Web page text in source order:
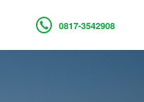
0817-3542908